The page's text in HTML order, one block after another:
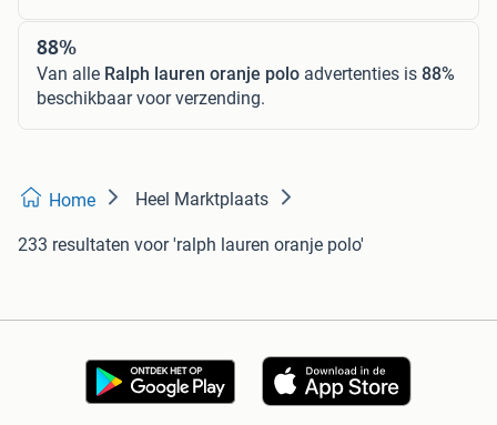
88%
Van alle Ralph lauren oranje polo advertenties is 88%
beschikbaar voor verzending.
Home Heel Marktplaats
233 resultaten voor 'ralph lauren oranje polo'